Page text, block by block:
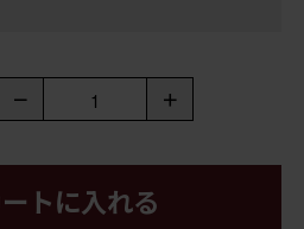
－ 1 ＋
トに入れる